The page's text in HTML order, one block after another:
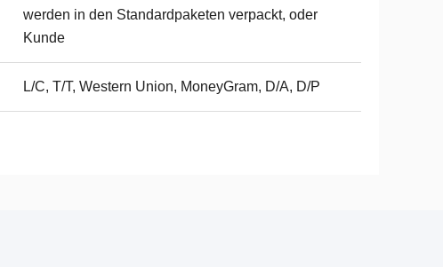
werden in den Standardpaketen verpackt, oder
Kunde
L/C, T/T, Western Union, MoneyGram, D/A, D/P